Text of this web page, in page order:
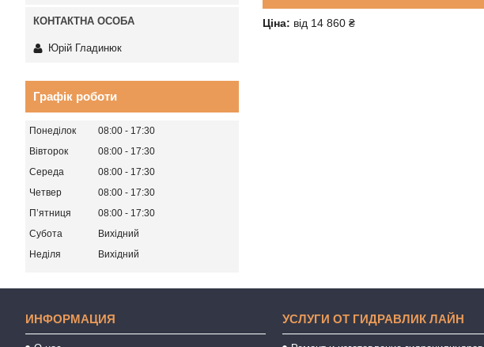
Ціна: від 14 860 ₴
Юрій Гладинюк
Графік роботи
Понеділок 08:00
17:30
Вівторок
08:00
17:30
Середа
08:00
17:30
Четвер
08:00
17:30
Пʼятниця
08:00
17:30
Субота
Вихідний
Неділя
Вихідний
ИНФОРМАЦИЯ УСЛУГИ ОТ ГИДРАВЛИК ЛАЙН